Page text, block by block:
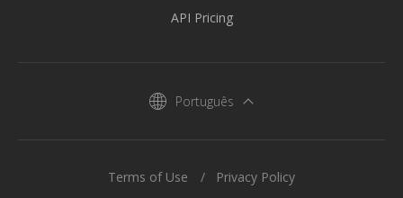
API Pricing
Português
Terms of Use Privacy Policy